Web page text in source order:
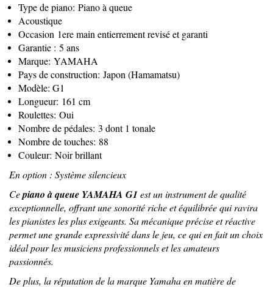
Type de piano: Piano à queue
Acoustique
Occasion 1ere main entierrement revisé et garanti
Garantie : 5 ans
Marque: YAMAHA
Pays de construction: Japon (Hamamatsu)
Modèle: G1
Longueur: 161 cm
Roulettes: Oui
Nombre de pédales: 3 dont 1 tonale
Nombre de touches: 88
Couleur: Noir brillant
En option : Système silencieux
Cepiano à queue YAMAHA G1 est un instrument de qualité
exceptionnelle, offrant une sonorité riche et équilibrée qui ravira
les pianistes les plus exigeants. Sa mécanique précise et réactive
permet une grande expressivité dans le jeu, ce qui en fait un choix
idéal pour les musiciens professionnels et les amateurs
passionnés.
De plus, la réputation de la marque Yamaha en matière de